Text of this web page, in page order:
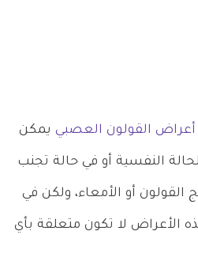
أعراض القولون العصبي يمكن
النفسية أو في حالة تجنب
أو الأمعاء، ولكن في
الأعراض لا تكون متعلقة بأي